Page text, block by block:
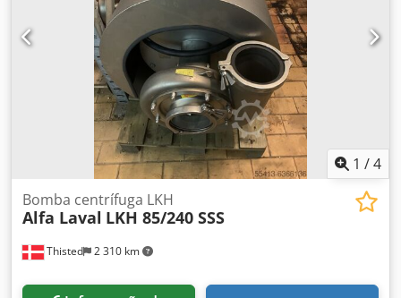
1 /4
Thisted 2 310 km
Bomba centrífuga LKH
Alfa Laval LKH 85/240 SSS